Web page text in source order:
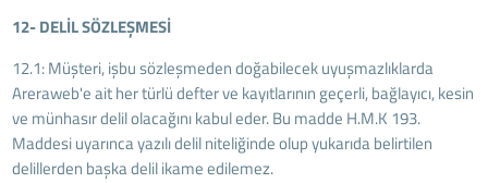
12- DELİL SÖZLEŞMESİ
12.1: Müşteri, işbu sözleşmeden doğabilecek uyuşmazlıklarda
Areraweb'e ait her türlü defter ve kayıtlarının geçerli, bağlayıcı, kesin
ve münhasır delil olacağını kabul eder. Bu madde H.M.K 193.
Maddesi uyarınca yazılı delil niteliğinde olup yukarıda belirtilen
delillerden başka delil ikame edilemez.